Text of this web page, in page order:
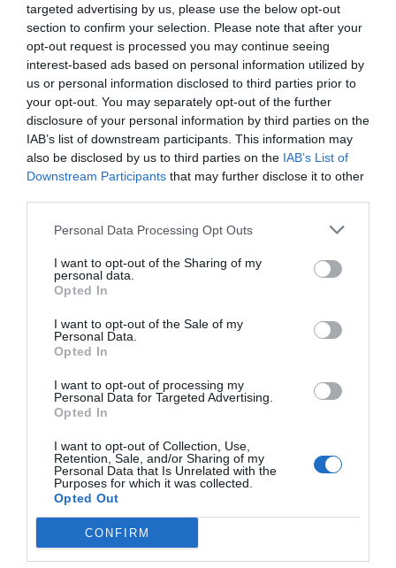
targeted advertising by us, please use the below opt-out
section to confirm your selection. Please note that after your
opt-out request is processed you may continue seeing
interest-based ads based on personal information utilized by
us or personal information disclosed to third parties prior to
your opt-out. You may separately opt-out of the further
disclosure of your personal information by third parties on the
IAB’s list of downstream participants. This information may
also be disclosed by us to third parties on the IAB’s List of
Downstream Participants that may further disclose it to other
Personal Data Processing Opt Outs
I want to opt-out of the Sharing of my
personal data.
Opted In
I want to opt-out of the Sale of my
Personal Data.
Opted In
I want to opt-out of processing my
Personal Data for Targeted Advertising.
Opted In
I want to opt-out of Collection, Use,
Retention, Sale, and/or Sharing of my
Personal Data that Is Unrelated with the
Purposes for which it was collected.
Opted Out
CONFIRM
español (1,24 billones de euros) es casi el doble
que el de Sudán (0,75 billones de euros) pero
¿verdad que ustedes, a poder ser, preferirían ser
suizos? Son menos a repartir y tocan a más por
cabeza. Esto parece que en Catalunya no lo
queremos entender. ¿Cómo se puede ser
tan burro?
A pesar de todo, alguien puede decir que estas
gráficas que he mostrado más arriba son de un
periodo de diez años y que la recuperación post-
Covid está siendo mejor. Hagamos un zoom sobre
los últimos tres años? Miren (fuente INE).